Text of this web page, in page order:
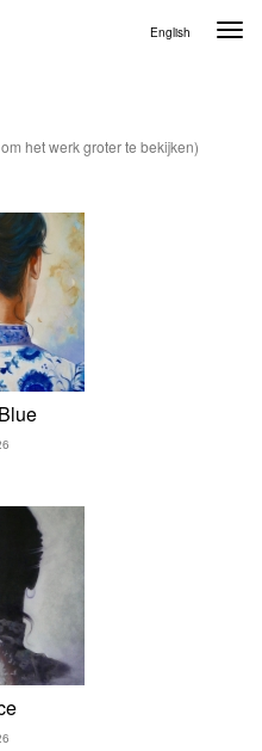
English
het werk groter te bekijken)